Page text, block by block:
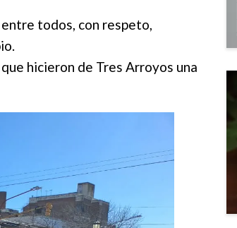
todos, con respeto,
hicieron de Tres Arroyos una